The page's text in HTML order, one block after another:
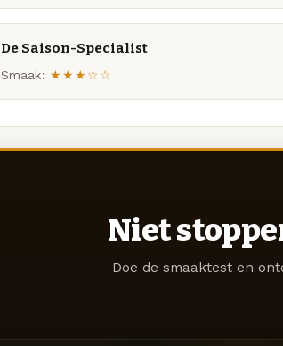
De Saison-Specialist
Smaak: ★★★☆☆
Niet
Doe de smaaktest en